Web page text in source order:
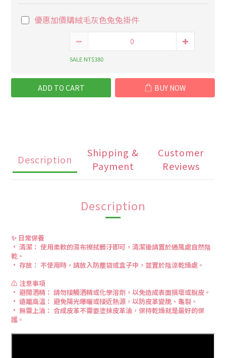
優惠加價購絨毛灰色兔兔掛件
SALE NT$380
ADD TO CART BUY NOW
Description
Shipping &
Payment
Customer
Reviews
Description
✨ 日常保養
• 清潔： 使用柔軟的濕布擦拭髒汙即可，清潔後請置於通風處自然陰
乾。
• 存放： 不使用時，請放入防塵袋或盒子中，並置於陰涼乾燥處。
⚠️ 注意事項
• 避開酒精： 請勿接觸酒精或化學溶劑，以免造成表面損壞或脫皮。
• 遠離高溫： 避免陽光曝曬或接近熱源，以防皮革變脆、龜裂。
• 無需上油： 合成皮革不需要塗抹皮革油，保持乾燥就是最好的保
護。